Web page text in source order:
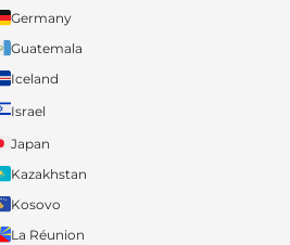
Germany
Guatemala
Iceland
Israel
Japan
Kazakhstan
Kosovo
La Réunion